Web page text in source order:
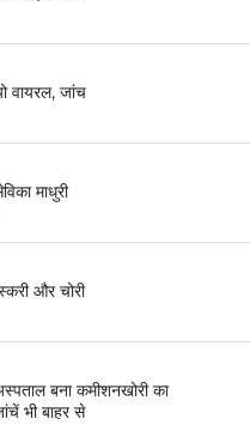
वायरल, जांच
माधुरी
और चोरी
बना कमीशनखोरी का
भी बाहर से